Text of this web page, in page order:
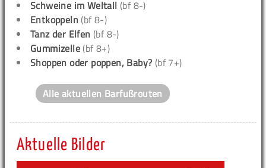
Schweine im Weltall (bf 8-)
Entkoppeln (bf 8-)
Tanz der Elfen (bf 8-)
Gummizelle (bf 8+)
Shoppen oder poppen, Baby? (bf 7+)
Alle aktuellen Barfußrouten
Aktuelle Bilder